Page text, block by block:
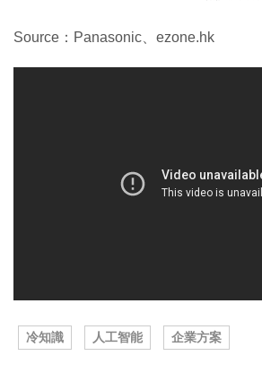
Source：Panasonic、ezone.hk
冷知識 人工智能 企業方案